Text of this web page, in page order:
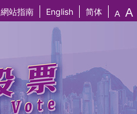
網站指南 English 简体 A A